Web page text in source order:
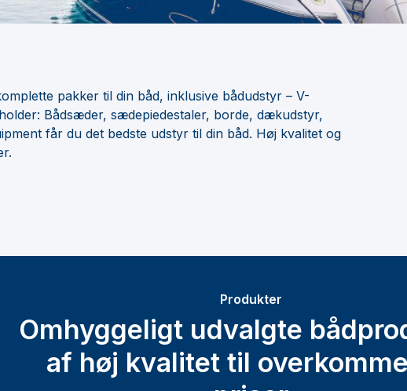
pakker til din båd, inklusive bådudstyr – V-
Bådsæder, sædepiedestaler, borde, dækudstyr,
får du det bedste udstyr til din båd. Høj kvalitet og
Produkter
Omhyggeligt udvalgte
af høj kvalitet til